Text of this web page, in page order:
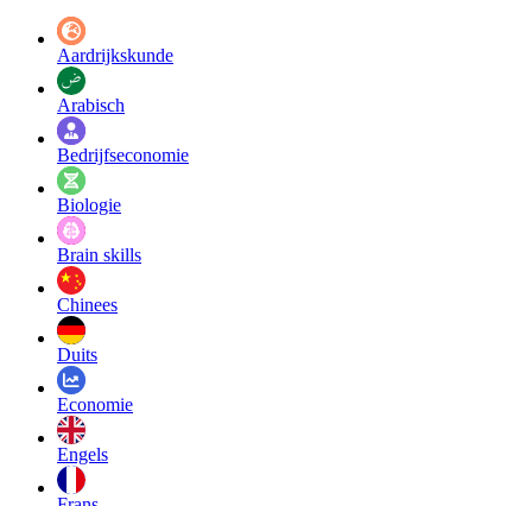
Aardrijkskunde
Arabisch
Bedrijfseconomie
Biologie
Brain skills
Chinees
Duits
Economie
Engels